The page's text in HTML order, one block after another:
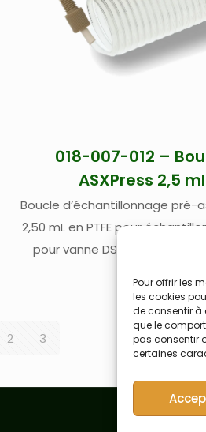
Pour offrir les
les cookies
de consentir à
que le
pas consentir
certaines
018-007-012 –
ASXPress 2,5 ml
Boucle d’échantillonnage pré-
2,50 mL en PTFE pour
pour vanne DSA-7 et vanne
2 3